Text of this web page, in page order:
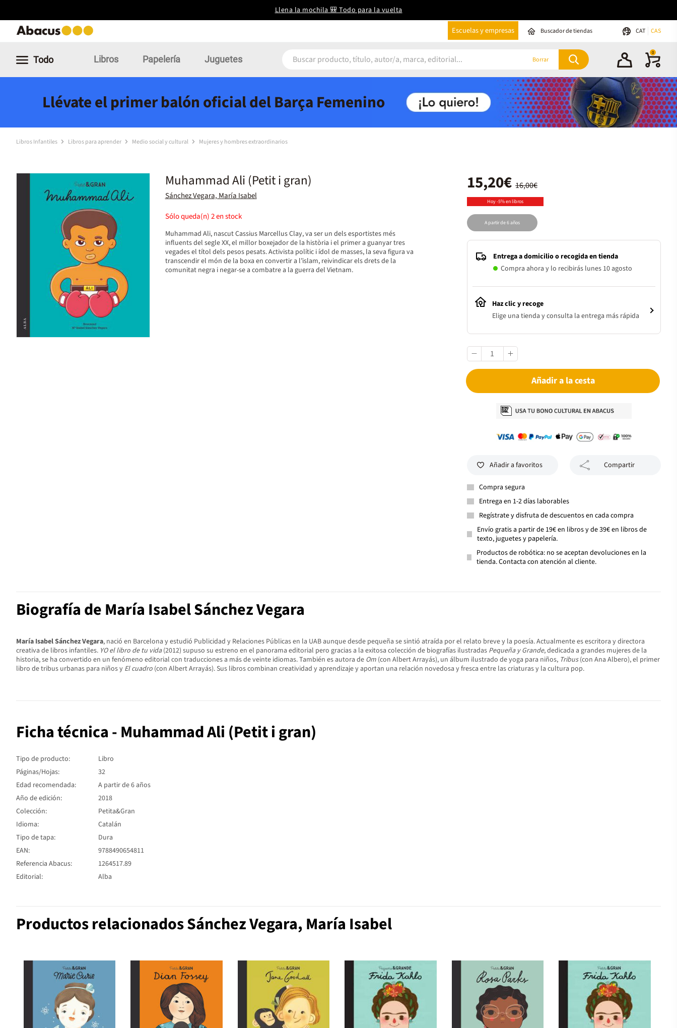
Llena la mochila 🎒 Todo para la vuelta
Escuelas y empresas Buscador de tiendas CAT CAS
Todo Libros Papelería Juguetes Borrar
0
Llévate el primer balón oficial del Barça Femenino
Libros Infantiles Libros para aprender Medio social y cultural Mujeres y hombres extraordinarios
Muhammad Ali (Petit i gran)
Sánchez Vegara, María Isabel
Sólo queda(n)2en stock
Muhammad Ali, nascut Cassius Marcellus Clay, va ser un dels esportistes més
influents del segle XX, el millor boxejador de la història i el primer a guanyar tres
vegades el títol dels pesos pesats. Activista polític i ídol de masses, la seva figura va
transcendir el món de la boxa en convertir a l’islam, reivindicar els drets de la
comunitat negra i negar-se a combatre a la guerra del Vietnam.
16,00€
15,20€
Hoy -5% en libros
A partir de 6 años
Entrega a domicilio o recogida en tienda
Compra ahora y lo recibirás lunes 10 agosto
Haz clic y recoge
Elige una tienda y consulta la entrega más rápida
Añadir a la cesta
Añadir a favoritos Compartir
Compra segura
Entrega en 1-2 días laborables
Regístrate y disfruta de descuentos en cada compra
Envío gratis a partir de 19€ en libros y de 39€ en libros de
texto, juguetes y papelería.
Productos de robótica: no se aceptan devoluciones en la
tienda. Contacta con atención al cliente.
Biografía de María Isabel Sánchez Vegara
María Isabel Sánchez Vegara, nació en Barcelona y estudió Publicidad y Relaciones Públicas en la UAB aunque desde pequeña se sintió atraída por el relato breve y la poesía. Actualmente es escritora y directora
creativa de libros infantiles. YO el libro de tu vida(2012) supuso su estreno en el panorama editorial pero gracias a la exitosa colección de biografías ilustradas Pequeña y Grande, dedicada a grandes mujeres de la
historia, se ha convertido en un fenómeno editorial con traducciones a más de veinte idiomas. También es autora de Om (con Albert Arrayás), un álbum ilustrado de yoga para niños, Tribus(con Ana Albero), el primer
libro de tribus urbanas para niños y El cuadro (con Albert Arrayás). Sus libros combinan creatividad y aprendizaje y aportan una relación novedosa y fresca entre las criaturas y la cultura pop.
Ficha técnica - Muhammad Ali (Petit i gran)
Tipo de producto:
Libro
Páginas/Hojas:
32
Edad recomendada:
A partir de 6 años
Año de edición:
2018
Colección:
Petita&Gran
Idioma:
Catalán
Tipo de tapa:
Dura
EAN:
9788490654811
Referencia Abacus:
1264517.89
Editorial:
Alba
Productos relacionados Sánchez Vegara, María Isabel